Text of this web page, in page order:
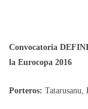
Convocatoria
la Eurocopa 2016
Porteros: Tatarusanu,